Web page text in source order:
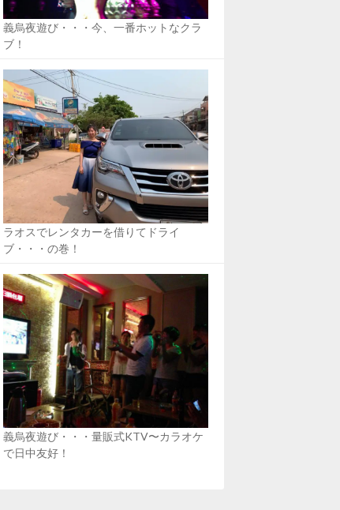
義烏夜遊び・・・今、一番ホットなクラ
ブ！
ラオスでレンタカーを借りてドライ
ブ・・・の巻！
義烏夜遊び・・・量販式KTV〜カラオケ
で日中友好！